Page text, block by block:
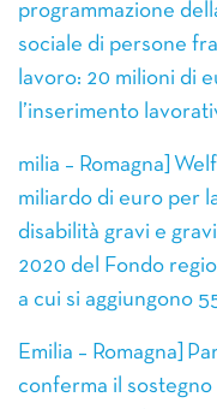
programmazione
sociale di persone
lavoro: 20 milioni di
l’inserimento
milia – Romagna]
miliardo di euro per
disabilità gravi e
2020 del Fondo
a cui si aggiungono
Emilia – Romagna]
conferma il